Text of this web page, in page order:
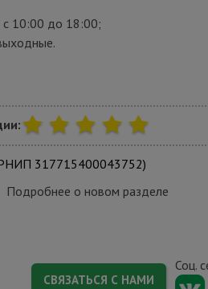
с 10:00 до 18:00;
317715400043752)
Подробнее о новом разделе
СВЯЗАТЬСЯ С НАМИ
Соц.